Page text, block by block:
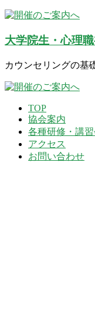
大学院生・心理
カウンセリングの基
2024-
TOP
協会案内
各種研修・講習
アクセス
お問い合わせ